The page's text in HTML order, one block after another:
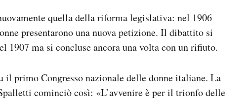
quella della riforma legislativa: nel 1906
presentarono una nuova petizione. Il dibattito si
1907 ma si concluse ancora una volta con un rifiuto.
primo Congresso nazionale delle donne italiane. La
cominciò così: «L’avvenire è per il trionfo delle